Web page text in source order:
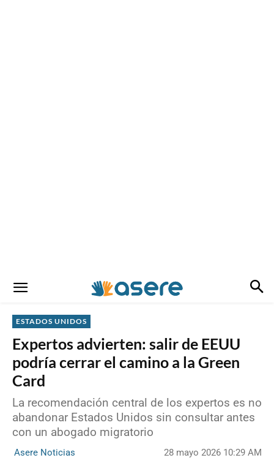
ESTADOS UNIDOS
Expertos advierten: salir de EEUU
podría cerrar el camino a la Green
Card
La recomendación central de los expertos es no
abandonar Estados Unidos sin consultar antes
con un abogado migratorio
Asere Noticias 28 mayo 2026 10:29 AM